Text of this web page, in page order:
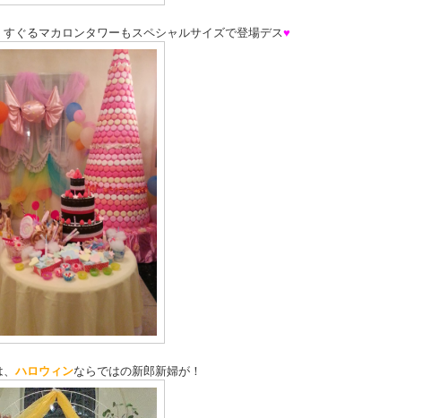
ぐるマカロンタワーもスペシャルサイズで登場デス♥
ハロウィンならではの新郎新婦が！